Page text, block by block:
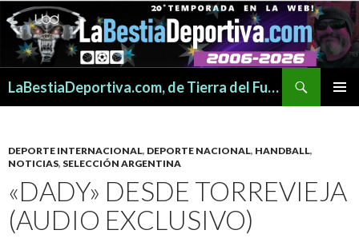
LaBestiaDeportiva.com, de Tierra del Fuego para todo el mundo
DEPORTE INTERNACIONAL, DEPORTE NACIONAL, HANDBALL,
NOTICIAS, SELECCIÓN ARGENTINA
«DADY» DESDE TORREVIEJA
(AUDIO EXCLUSIVO)